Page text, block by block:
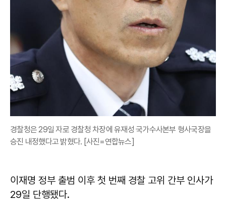
경찰청은 29일 자로 경찰청 차장에 유재성 국가수사본부 형사국장을
승진 내정했다고 밝혔다. [사진=연합뉴스]
이재명 정부 출범 이후 첫 번째 경찰 고위 간부 인사가
29일 단행됐다.